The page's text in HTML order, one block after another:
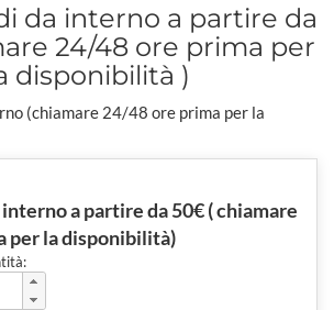
da interno a partire da
24/48 ore prima per
disponibilità )
(chiamare 24/48 ore prima per la
a partire da 50€ ( chiamare
per la disponibilità)